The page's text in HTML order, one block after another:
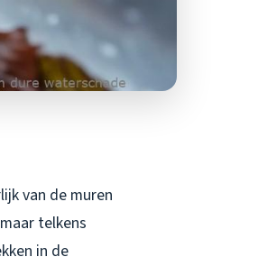
van de muren
telkens
in de